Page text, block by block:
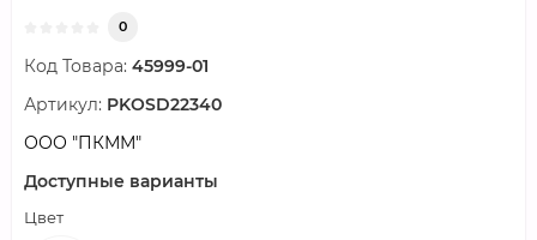
0
Код Товара: 45999-01
Артикул: PKOSD22340
ООО "ПКММ"
Доступные варианты
Цвет